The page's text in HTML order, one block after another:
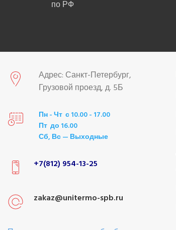
по РФ
Адрес: Санкт-Петербург,
Грузовой проезд, д. 5Б
Пн - Чт с 10.00 - 17.00
Пт до 16.00
Сб, Вс — Выходные
+7(812) 954-13-25
zakaz@unitermo-spb.ru